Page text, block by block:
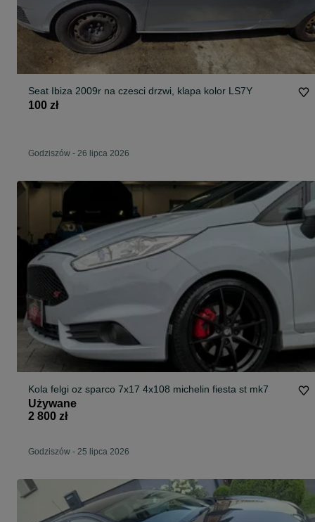
Seat Ibiza 2009r na czesci drzwi, klapa kolor LS7Y
100 zł
Godziszów - 26 lipca 2026
Kola felgi oz sparco 7x17 4x108 michelin fiesta st mk7
Używane
2 800 zł
Godziszów - 25 lipca 2026